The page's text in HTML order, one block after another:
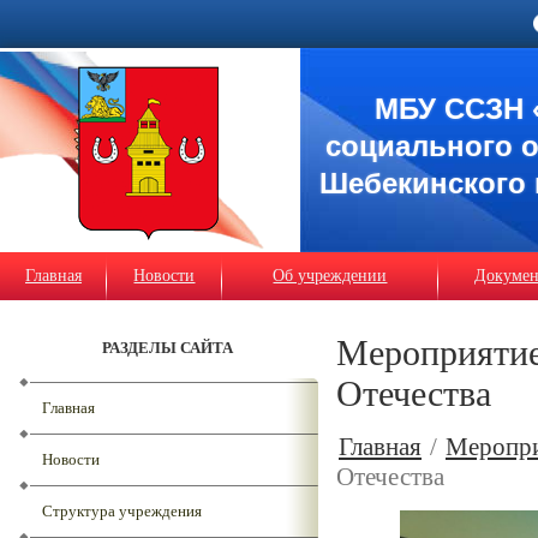
МБУ ССЗН
социального
Шебекинского
Главная Новости Об учреждении
РАЗДЕЛЫ САЙТА
Главная
Новости
Структура учреждения
Отечества
Главная /
Отечества